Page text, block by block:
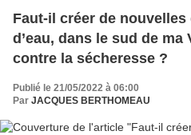
Faut-il créer de
d’eau, dans le sud de
contre la sécheresse ?
Publié le 21/05/2022 à 06:00
Par JACQUES BERTHOMEAU